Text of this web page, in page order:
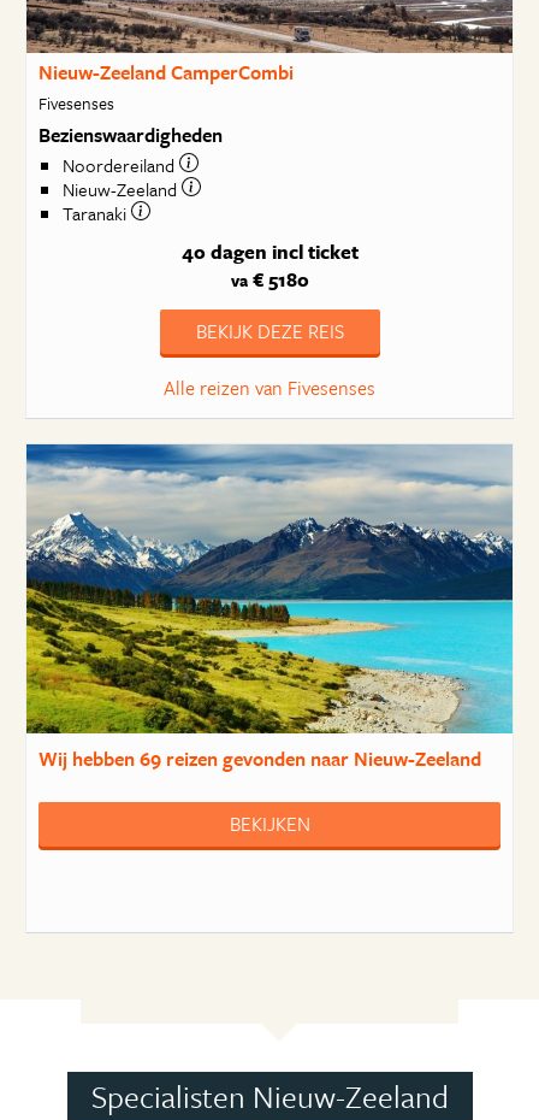
Nieuw-Zeeland CamperCombi
Fivesenses
Bezienswaardigheden
Noordereiland
Nieuw-Zeeland
Taranaki
40 dagen incl ticket
va€ 5180
BEKIJK DEZE REIS
Alle reizen van Fivesenses
Wij hebben69 reizengevonden naar Nieuw-Zeeland
BEKIJKEN
Specialisten Nieuw-Zeeland